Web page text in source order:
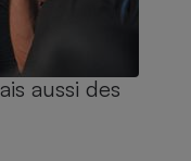
aussi des